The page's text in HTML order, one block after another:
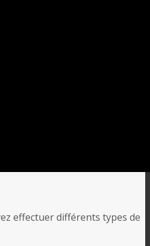
effectuer différents types de